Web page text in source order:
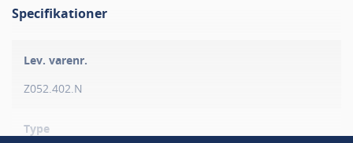
Specifikationer
Lev. varenr.
Z052.402.N
Type